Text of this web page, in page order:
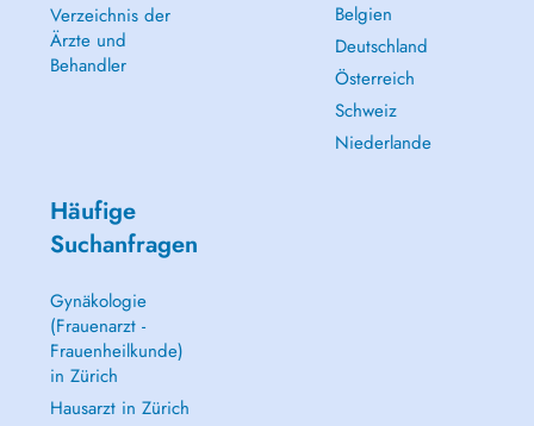
Verzeichnis der
Ärzte und
Behandler
Belgien
Deutschland
Österreich
Schweiz
Niederlande
Häufige
Suchanfragen
Gynäkologie
(Frauenarzt -
Frauenheilkunde)
in Zürich
Hausarzt in Zürich